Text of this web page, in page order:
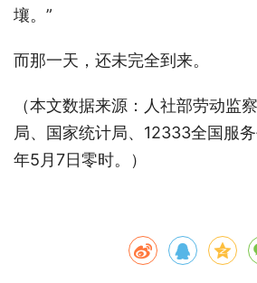
壤。”
而那一天，还未完全到来。
（本文数据来源：人社部劳动监
局、国家统计局、12333全国服
年5月7日零时。）